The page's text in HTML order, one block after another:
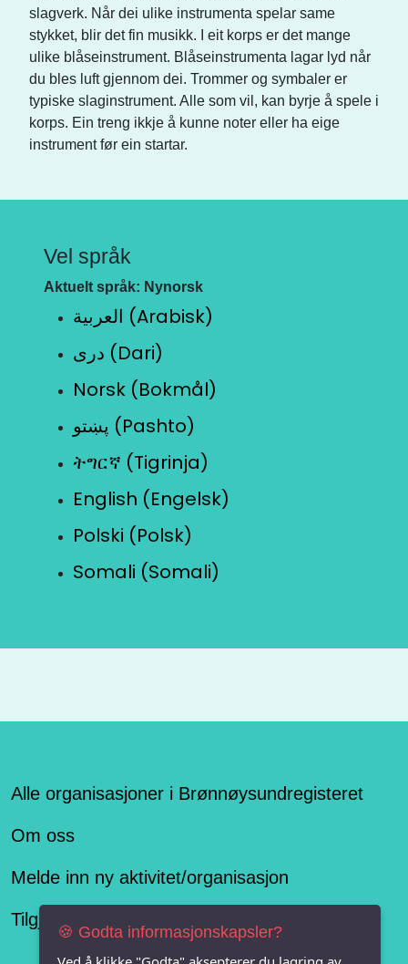
slagverk. Når dei ulike instrumenta spelar same
stykket, blir det fin musikk. I eit korps er det mange
ulike blåseinstrument. Blåseinstrumenta lagar lyd når
du bles luft gjennom dei. Trommer og symbaler er
typiske slaginstrument. Alle som vil, kan byrje å spele i
korps. Ein treng ikkje å kunne noter eller ha eige
instrument før ein startar.
Vel språk
Aktuelt språk: Nynorsk
العربية (Arabisk)
دری (Dari)
Norsk (Bokmål)
پښتو (Pashto)
ትግርኛ (Tigrinja)
English (Engelsk)
Polski (Polsk)
Somali (Somali)
Alle organisasjoner i Brønnøysundregisteret
Om oss
Melde inn ny aktivitet/organisasjon
Tilgjengelighetserklæring
🍪 Godta informasjonskapsler?